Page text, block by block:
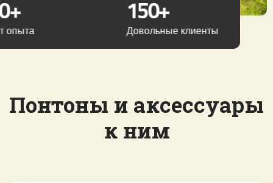
+
опыта
150+
Довольные клиенты
Понтоны и аксессуары
к ним